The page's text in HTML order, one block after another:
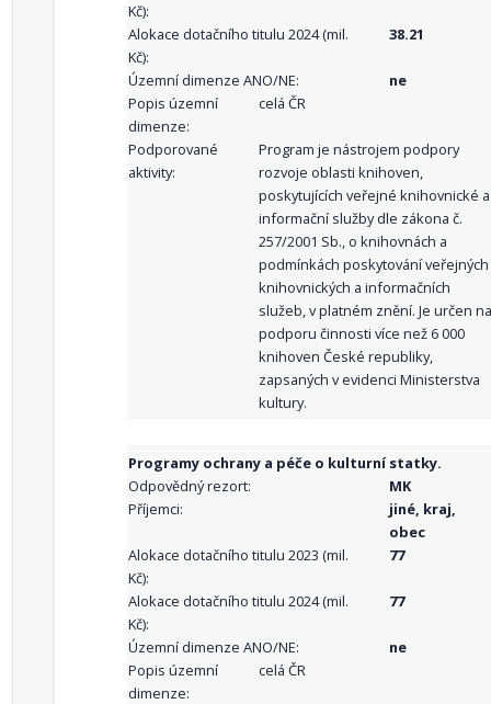
Kč):
Alokace dotačního titulu 2024 (mil.
Kč):
38.21
Územní dimenze ANO/NE:
ne
Popis územní
dimenze:
celá ČR
Podporované
aktivity:
Program je nástrojem podpory
rozvoje oblasti knihoven,
poskytujících veřejné knihovnické a
informační služby dle zákona č.
257/2001 Sb., o knihovnách a
podmínkách poskytování veřejných
knihovnických a informačních
služeb, v platném znění. Je určen na
podporu činnosti více než 6 000
knihoven České republiky,
zapsaných v evidenci Ministerstva
kultury.
Programy ochrany a péče o kulturní statky.
Odpovědný rezort:
MK
Příjemci:
jiné, kraj,
obec
Alokace dotačního titulu 2023 (mil.
Kč):
77
Alokace dotačního titulu 2024 (mil.
Kč):
77
Územní dimenze ANO/NE:
ne
Popis územní
dimenze:
celá ČR